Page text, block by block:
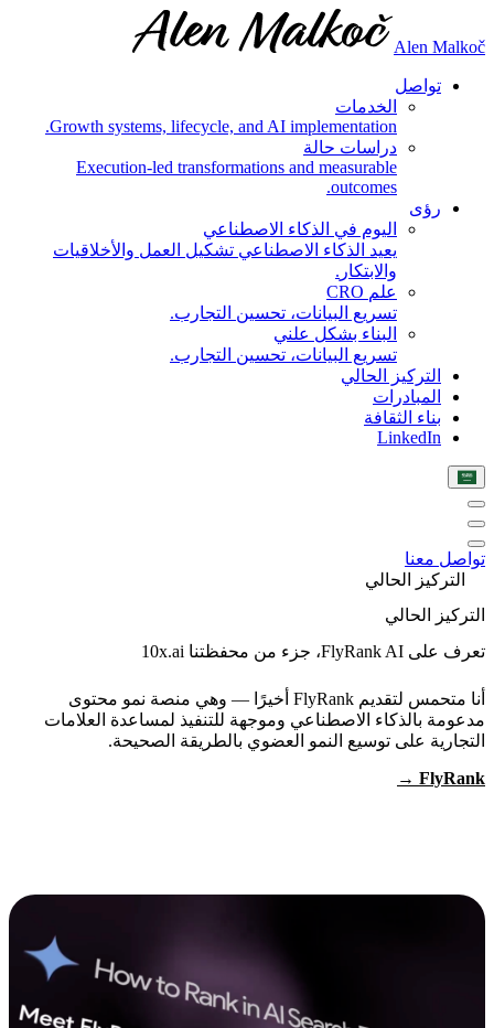
Alen Malkoč
تواصل
الخدمات
Growth systems, lifecycle, and AI implementation.
دراسات حالة
Execution-led transformations and measurable
outcomes.
رؤى
اليوم في الذكاء الاصطناعي
يعيد الذكاء الاصطناعي تشكيل العمل والأخلاقيات
والابتكار.
علم CRO
تسريع البيانات، تحسين التجارب.
البناء بشكل علني
تسريع البيانات، تحسين التجارب.
التركيز الحالي
المبادرات
بناء الثقافة
LinkedIn
تواصل معنا
التركيز الحالي
التركيز الحالي
تعرف على FlyRank AI، جزء من محفظتنا 10x.ai
أنا متحمس لتقديم FlyRank أخيرًا — وهي منصة نمو محتوى
مدعومة بالذكاء الاصطناعي وموجهة للتنفيذ لمساعدة العلامات
التجارية على توسيع النمو العضوي بالطريقة الصحيحة.
FlyRank →